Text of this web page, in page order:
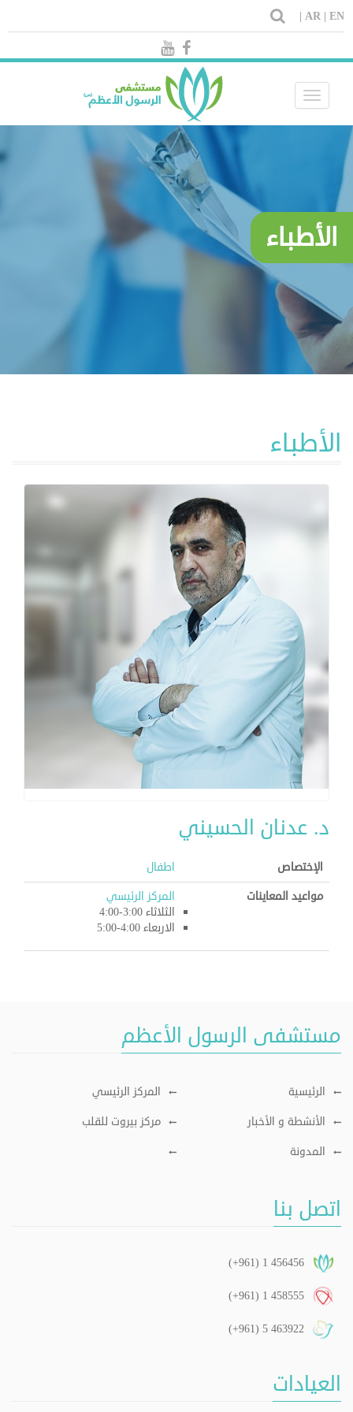
AR | EN |
Toggle
navigation
الأطباء
الأطباء
د. عدنان الحسيني
الإختصاص
اطفال
مواعيد المعاينات
المركز الرئيسي
الثلاثاء 3:00-4:00
الاربعاء 4:00-5:00
مستشفى الرسول الأعظم
الرئيسية
المركز الرئيسي
الأنشطة و الأخبار
مركز بيروت للقلب
المدونة
اتصل بنا
(+961) 1 456456
(+961) 1 458555
(+961) 5 463922
العيادات